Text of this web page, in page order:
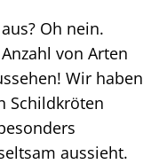
Oh nein.
von Arten
Wir haben
Schildkröten
aussieht.